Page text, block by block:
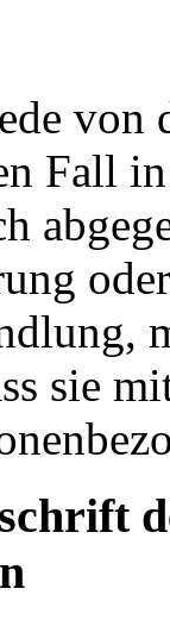
von
Fall
sie